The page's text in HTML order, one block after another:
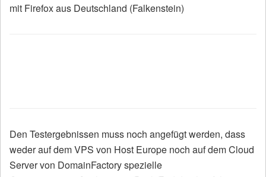
mit Firefox aus Deutschland (Falkenstein)
Den Testergebnissen muss noch angefügt werden, dass
weder auf dem VPS von Host Europe noch auf dem Cloud
Server von DomainFactory spezielle